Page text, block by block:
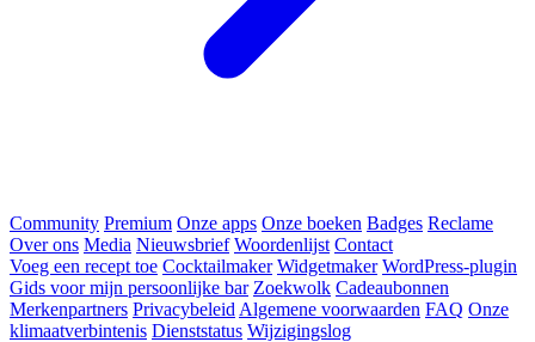
Community Premium Onze apps Onze boeken Badges Reclame
Over ons Media Nieuwsbrief Woordenlijst Contact
Voeg een recept toe Cocktailmaker Widgetmaker WordPress-plugin
Gids voor mijn persoonlijke bar Zoekwolk Cadeaubonnen
Merkenpartners Privacybeleid Algemene voorwaarden FAQ Onze
klimaatverbintenis Dienststatus Wijzigingslog